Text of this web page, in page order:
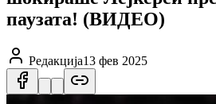
паузата! (ВИДЕО)
Редакција13 фев 2025